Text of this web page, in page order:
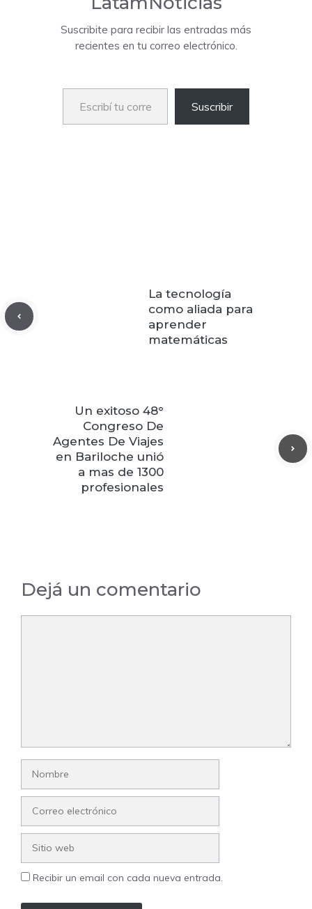
Suscribite para recibir las entradas más
recientes en tu correo electrónico.
Escribí tu correo electrónico…
Suscribir
La tecnología
como aliada para
aprender
matemáticas
Un exitoso 48°
Congreso De
Agentes De Viajes
en Bariloche unió
a mas de 1300
profesionales
Dejá un comentario
Recibir un email con cada nueva entrada.